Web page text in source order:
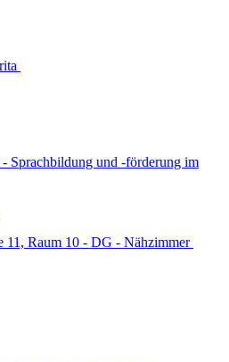
Sprachbildung und -förderung im
11, Raum 10 - DG - Nähzimmer